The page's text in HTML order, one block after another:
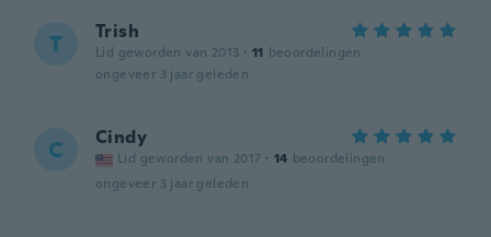
T Trish
Lid geworden van 2013 · 11 beoordelingen
ongeveer 3 jaar geleden
C Cindy
Lid geworden van 2017 · 14 beoordelingen
ongeveer 3 jaar geleden